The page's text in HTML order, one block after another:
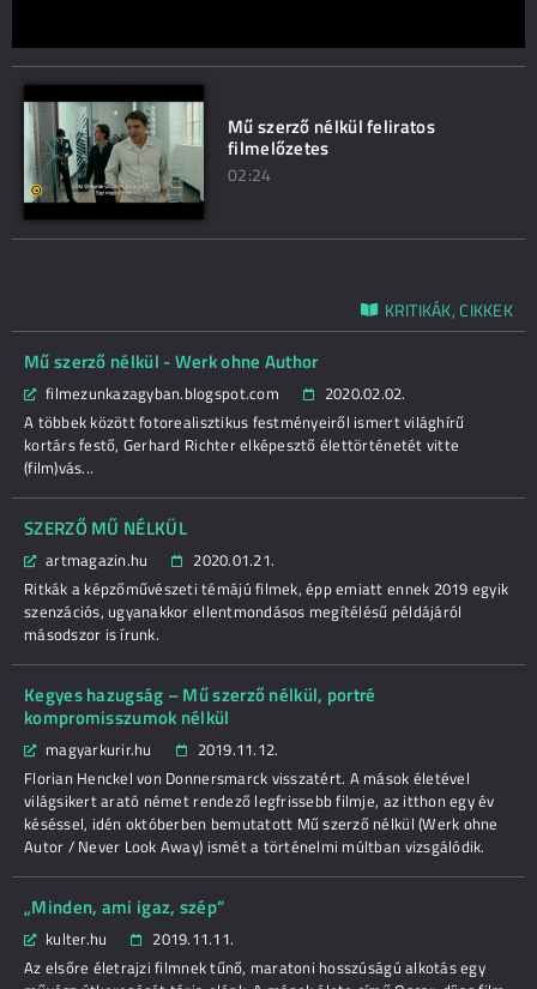
Mű szerző nélkül feliratos
filmelőzetes
02:24
KRITIKÁK, CIKKEK
Mű szerző nélkül - Werk ohne Author
filmezunkazagyban.blogspot.com
2020.02.02.
A többek között fotorealisztikus festményeiről ismert világhírű
kortárs festő, Gerhard Richter elképesztő élettörténetét vitte
(film)vás...
SZERZŐ MŰ NÉLKÜL
artmagazin.hu
2020.01.21.
Ritkák a képzőművészeti témájú filmek, épp emiatt ennek 2019 egyik
szenzációs, ugyanakkor ellentmondásos megítélésű példájáról
másodszor is írunk.
Kegyes hazugság – Mű szerző nélkül, portré
kompromisszumok nélkül
magyarkurir.hu
2019.11.12.
Florian Henckel von Donnersmarck visszatért. A mások életével
világsikert arató német rendező legfrissebb filmje, az itthon egy év
késéssel, idén októberben bemutatott Mű szerző nélkül (Werk ohne
Autor / Never Look Away) ismét a történelmi múltban vizsgálódik.
„Minden, ami igaz, szép”
kulter.hu
2019.11.11.
Az elsőre életrajzi filmnek tűnő, maratoni hosszúságú alkotás egy